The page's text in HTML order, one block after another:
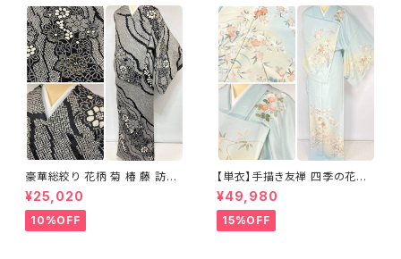
豪華総絞り 花柄 菊 椿 藤 訪問
着 鹿の子絞り ラメ 正絹 黒 白
グレー 1435
¥25,020
10%OFF
【単衣】手描き友禅 四季の花々
正絹 訪問着 水色 黄緑 白 パス
テルカラー 1431
¥49,980
15%OFF